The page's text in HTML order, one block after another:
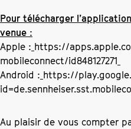
Pour télécharger
venue :
Apple : https://
mobileconnect/id848127271
Android : https://
Au plaisir de vous compter